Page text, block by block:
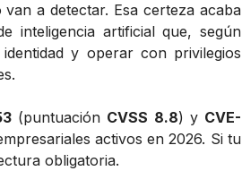
van a detectar. Esa certeza acaba
inteligencia artificial que, según
y operar con privilegios
(puntuación CVSS 8.8) y CVE-
activos en 2026. Si tu
obligatoria.